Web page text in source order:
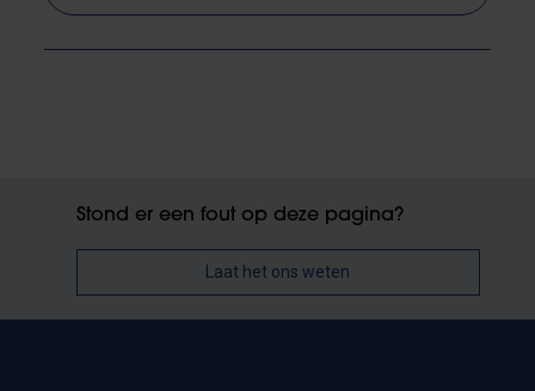
Stond er een fout op deze pagina?
Laat het ons weten